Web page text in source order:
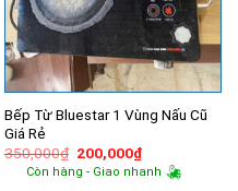
Bếp Từ Bluestar 1 Vùng Nấu Cũ
Giá Rẻ
350,000₫ Giá
gốc
là:
200,000₫Giá
hiện
tại
Còn hàng - Giao nhanh